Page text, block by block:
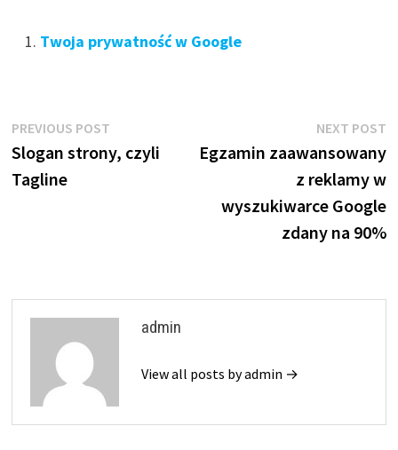
Twoja prywatność w Google
Nawigacja
wpisu
PREVIOUS POSTPrevious
post:
Slogan strony, czyli
Tagline
NEXT POST
Egzamin zaawansowany
z reklamy w
wyszukiwarce Google
zdany na 90%
admin
View all posts by admin →